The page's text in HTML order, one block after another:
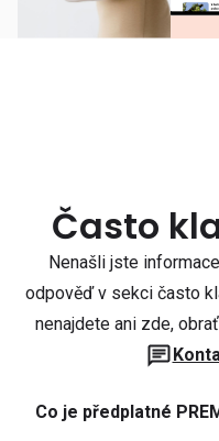
Často
Nenašli jste
odpověď v sekci často
nenajdete ani zde,
Co je předplatné